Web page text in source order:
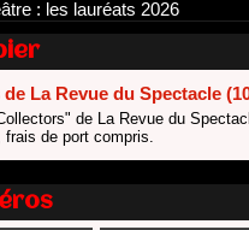
Écrire pour le cirque, les
SACD 2026
Fonds Grandes Formes
Garraud et Olivier
Gennevilliers - CDN
La Revue du Spectacle
de La Revue du
frais de port compris.